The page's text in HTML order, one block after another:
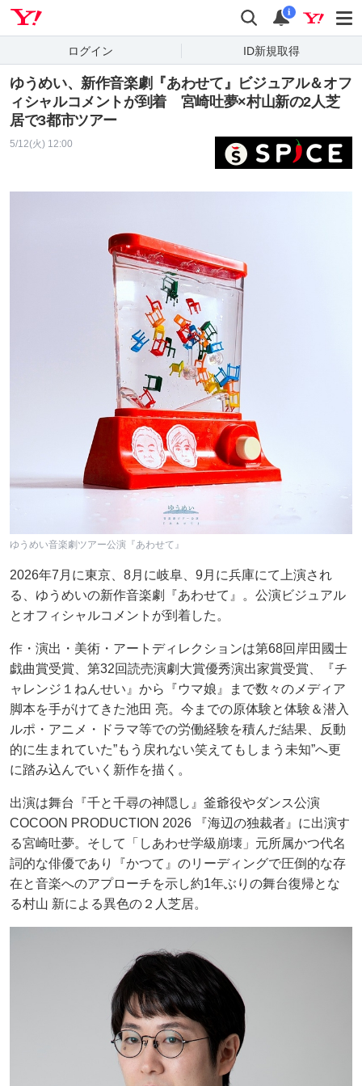
検索 通知
i
ログイン ID新規取得
ゆうめい、新作音楽劇『あわせて』ビジュアル＆オフ
ィシャルコメントが到着 宮崎吐夢×村山新の2人芝
居で3都市ツアー
5/12(火) 12:00
ゆうめい音楽劇ツアー公演『あわせて』
2026年7月に東京、8月に岐阜、9月に兵庫にて上演され
る、ゆうめいの新作音楽劇『あわせて』。公演ビジュアル
とオフィシャルコメントが到着した。
作・演出・美術・アートディレクションは第68回岸田國士
戯曲賞受賞、第32回読売演劇大賞優秀演出家賞受賞、『チ
ャレンジ１ねんせい』から『ウマ娘』まで数々のメディア
脚本を手がけてきた池田 亮。今までの原体験と体験＆潜入
ルポ・アニメ・ドラマ等での労働経験を積んだ結果、反動
的に生まれていた”もう戻れない笑えてもしまう未知”へ更
に踏み込んでいく新作を描く。
出演は舞台『千と千尋の神隠し』釜爺役やダンス公演
COCOON PRODUCTION 2026 『海辺の独裁者』に出演す
る宮崎吐夢。そして「しあわせ学級崩壊」元所属かつ代名
詞的な俳優であり『かつて』のリーディングで圧倒的な存
在と音楽へのアプローチを示し約1年ぶりの舞台復帰とな
る村山 新による異色の２人芝居。